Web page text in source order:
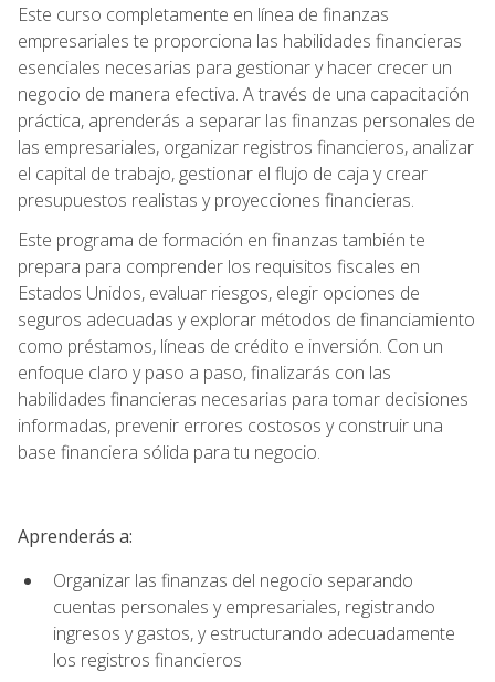
Este curso completamente en línea de finanzas
empresariales te proporciona las habilidades financieras
esenciales necesarias para gestionar y hacer crecer un
negocio de manera efectiva. A través de una capacitación
práctica, aprenderás a separar las finanzas personales de
las empresariales, organizar registros financieros, analizar
el capital de trabajo, gestionar el flujo de caja y crear
presupuestos realistas y proyecciones financieras.
Este programa de formación en finanzas también te
prepara para comprender los requisitos fiscales en
Estados Unidos, evaluar riesgos, elegir opciones de
seguros adecuadas y explorar métodos de financiamiento
como préstamos, líneas de crédito e inversión. Con un
enfoque claro y paso a paso, finalizarás con las
habilidades financieras necesarias para tomar decisiones
informadas, prevenir errores costosos y construir una
base financiera sólida para tu negocio.
Aprenderás a:
Organizar las finanzas del negocio separando
cuentas personales y empresariales, registrando
ingresos y gastos, y estructurando adecuadamente
los registros financieros